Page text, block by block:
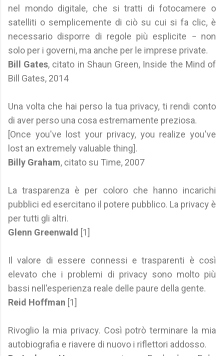
nel mondo digitale, che si tratti di fotocamere o
satelliti o semplicemente di ciò su cui si fa clic, è
necessario disporre di regole più esplicite − non
solo per i governi, ma anche per le imprese private.
Bill Gates, citato in Shaun Green, Inside the Mind of
Bill Gates, 2014
Una volta che hai perso la tua privacy, ti rendi conto
di aver perso una cosa estremamente preziosa.
[Once you've lost your privacy, you realize you've
lost an extremely valuable thing].
Billy Graham, citato su Time, 2007
La trasparenza è per coloro che hanno incarichi
pubblici ed esercitano il potere pubblico. La privacy è
per tutti gli altri.
Glenn Greenwald [1]
Il valore di essere connessi e trasparenti è così
elevato che i problemi di privacy sono molto più
bassi nell'esperienza reale delle paure della gente.
Reid Hoffman [1]
Rivoglio la mia privacy. Così potrò terminare la mia
autobiografia e riavere di nuovo i riflettori addosso.